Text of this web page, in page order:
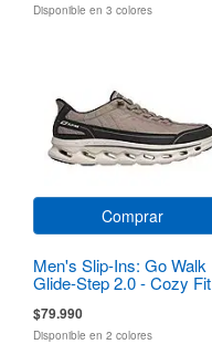
Disponible en 3 colores
Comprar
Men's Slip-Ins: Go Walk
Glide-Step 2.0 - Cozy Fit
$79.990
Disponible en 2 colores